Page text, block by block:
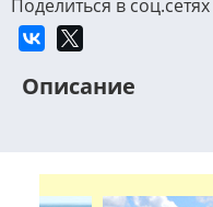
Поделиться в соц.сетях
Описание